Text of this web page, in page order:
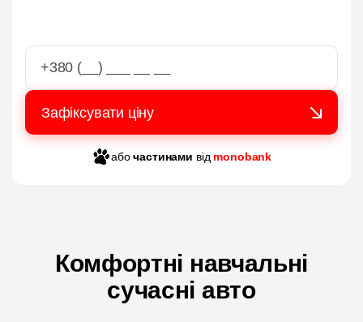
абочастинами від monobank
Комфортні навчальні
сучасні авто